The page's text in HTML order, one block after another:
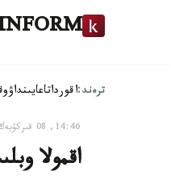
ترەند:اقورداتاعايىنداۋ
14:46, 08 قىركۇيەك 2018
اقمولا